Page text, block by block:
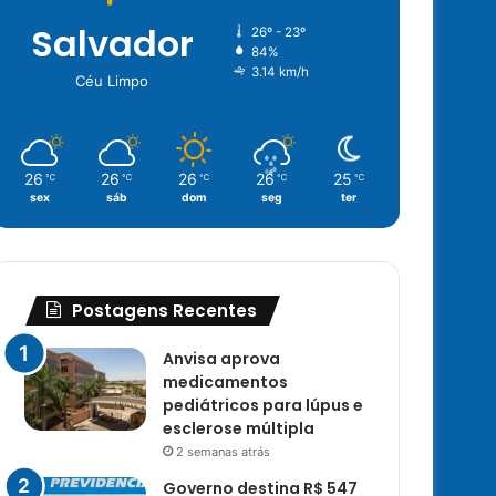
Salvador
Céu Limpo
26º - 23º
84%
3.14 km/h
26 ℃
sex
26 ℃
sáb
26 ℃
dom
26 ℃
seg
25 ℃
ter
Postagens Recentes
Anvisa aprova
medicamentos
pediátricos para lúpus e
esclerose múltipla
2 semanas atrás
Governo destina R$ 547